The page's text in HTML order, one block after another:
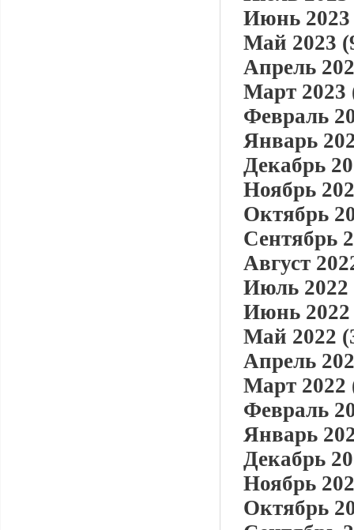
Июнь 2023
Май 2023
Апрель
Март 2023
Февраль
Январь
Декабрь
Ноябрь
Октябрь
Сентябрь
Август
Июль 2022
Июнь 2022
Май 2022
Апрель
Март 2022
Февраль
Январь
Декабрь
Ноябрь
Октябрь